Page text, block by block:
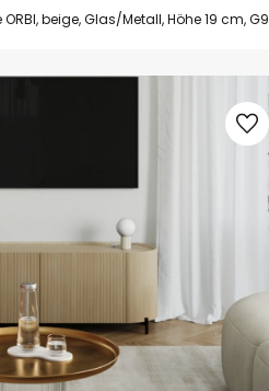
beige, Glas/Metall, Höhe 19 cm, G9